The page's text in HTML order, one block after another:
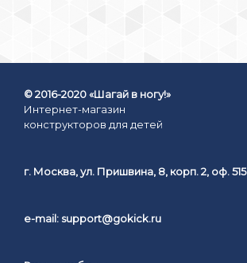
© 2016-2020 «Шагай в ногу!»
Интернет-магазин
конструкторов для детей
г. Москва, ул. Пришвина, 8, корп. 2, оф. 515
e-mail: support@gokick.ru